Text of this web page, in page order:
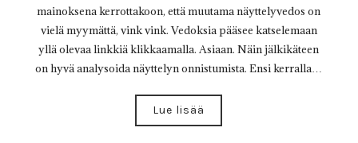
mainoksena kerrottakoon, että muutama näyttelyvedos on
vielä myymättä, vink vink. Vedoksia pääsee katselemaan
yllä olevaa linkkiä klikkaamalla. Asiaan. Näin jälkikäteen
on hyvä analysoida näyttelyn onnistumista. Ensi kerralla…
Lue lisää